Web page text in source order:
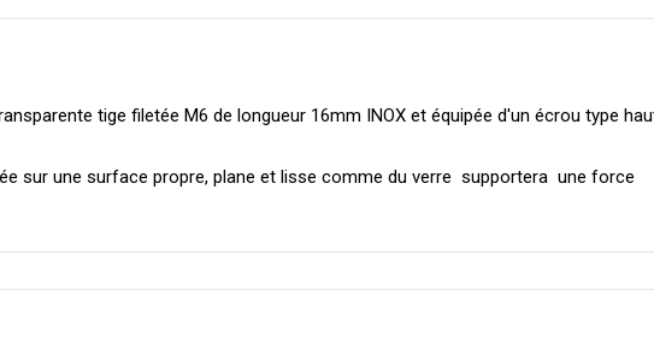
tige filetée M6 de longueur 16mm INOX et équipée d'un écrou type
sur une surface propre, plane et lisse comme du verre supportera une force